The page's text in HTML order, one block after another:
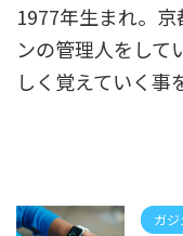
1977年生まれ。
ンの管理人をし
しく覚えていく事
ガジ